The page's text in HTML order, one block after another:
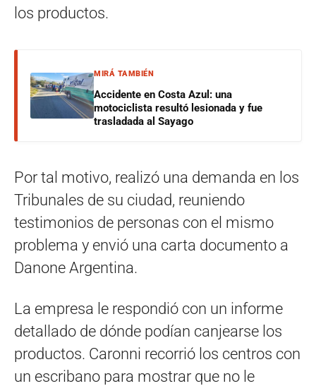
los productos.
MIRÁ TAMBIÉN
Accidente en Costa Azul: una
motociclista resultó lesionada y fue
trasladada al Sayago
Por tal motivo, realizó una demanda en los
Tribunales de su ciudad, reuniendo
testimonios de personas con el mismo
problema y envió una carta documento a
Danone Argentina.
La empresa le respondió con un informe
detallado de dónde podían canjearse los
productos. Caronni recorrió los centros con
un escribano para mostrar que no le